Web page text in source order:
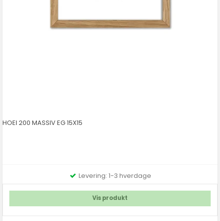
HOEI 200 MASSIV EG 15X15
Levering: 1-3 hverdage
Vis produkt